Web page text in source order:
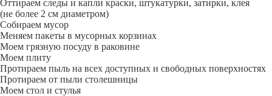
Оттираем следы и капли краски, штукатурки, затирки, клея
(не более 2 см диаметром)
Собираем мусор
Меняем пакеты в мусорных корзинах
Моем грязную посуду в раковине
Моем плиту
Протираем пыль на всех доступных и свободных поверхностях
Протираем от пыли столешницы
Моем стол и стулья